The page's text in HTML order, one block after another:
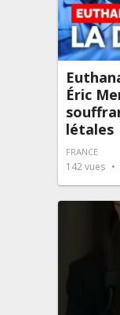
Éric
létales
FRANCE
142vues